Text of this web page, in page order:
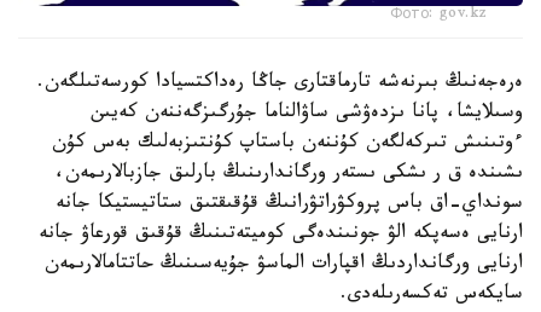
Фото: gov.kz
ەرەجەنىڭ بىرنەشە تارماقتارى جاڭا رەداكتسيادا كورسەتىلگەن.
وسىلايشا، پانا ىزدەۋشى ساۋالناما جۇرگىزگەننەن كەيىن
ءوتىنىش تىركەلگەن كۇننەن باستاپ كۇنتىزبەلىك بەس كۇن
ىشىندە ق ر ىشكى ىستەر ورگاندارىنىڭ بارلىق جازبالارىمەن،
سونداي-اق باس پروكۋراتۋرانىڭ قۇقىقتىق ستاتيستيكا جانە
ارنايى ەسەپكە الۋ جونىندەگى كوميتەتىنىڭ قۇقىق قورعاۋ جانە
ارنايى ورگانداردىڭ اقپارات الماسۋ جۇيەسىنىڭ حاتتامالارىمەن
سايكەس تەكسەرىلەدى.